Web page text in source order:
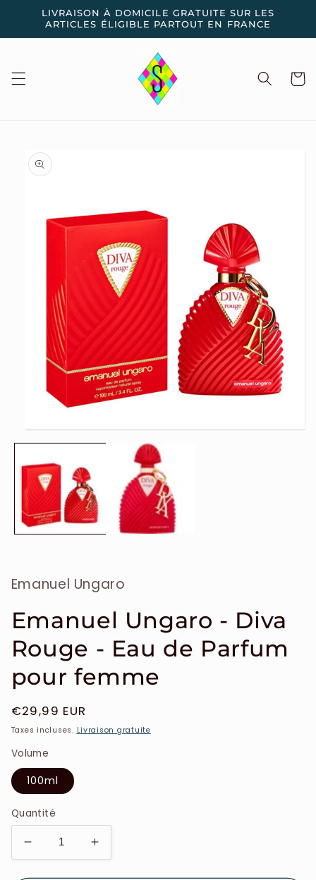
passer
contenu
LIVRAISON À DOMICILE GRATUITE SUR LES
ARTICLES ÉLIGIBLE PARTOUT EN FRANCE
Panier
Passer aux
informations
produits
le
1
dans
une
modale
Emanuel Ungaro
Emanuel Ungaro - Diva
Rouge - Eau de Parfum
pour femme
Prix
habituel
€29,99 EUR
Taxes incluses. Livraison gratuite
Volume
100ml
Quantité
Réduire
la
Augmenter
la